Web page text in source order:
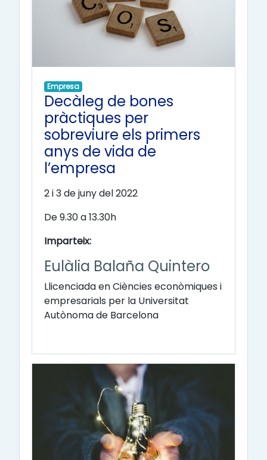
Empresa
Decàleg de bones
pràctiques per
sobreviure els primers
anys de vida de
l’empresa
2 i 3 de juny del 2022
De 9.30 a 13.30h
Imparteix:
Eulàlia Balaña Quintero
Llicenciada en Ciències econòmiques i
empresarials per la Universitat
Autònoma de Barcelona